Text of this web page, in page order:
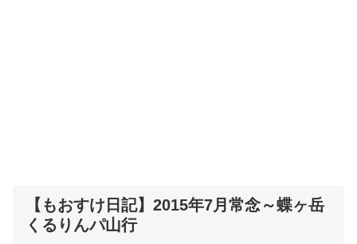
【もおすけ日記】2015年7月常念～蝶ヶ岳
くるりんパ山行